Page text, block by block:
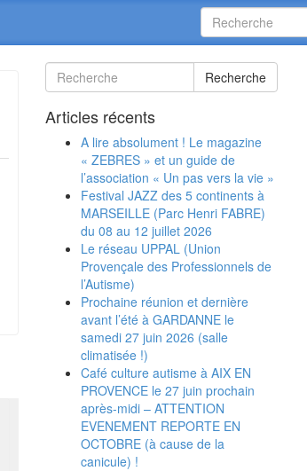
Recherche
Articles récents
A lire absolument ! Le magazine
« ZEBRES » et un guide de
l’association « Un pas vers la vie »
Festival JAZZ des 5 continents à
MARSEILLE (Parc Henri FABRE)
du 08 au 12 juillet 2026
Le réseau UPPAL (Union
Provençale des Professionnels de
l’Autisme)
Prochaine réunion et dernière
avant l’été à GARDANNE le
samedi 27 juin 2026 (salle
climatisée !)
Café culture autisme à AIX EN
PROVENCE le 27 juin prochain
après-midi – ATTENTION
EVENEMENT REPORTE EN
OCTOBRE (à cause de la
canicule) !